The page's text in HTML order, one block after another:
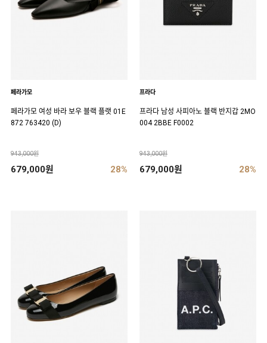
페라가모
페라가모 여성 바라 보우 블랙 플랫 01E
872 763420 (D)
943,000원
679,000원 28%
프라다
프라다 남성 사피아노 블랙 반지갑 2MO
004 2BBE F0002
943,000원
679,000원 28%